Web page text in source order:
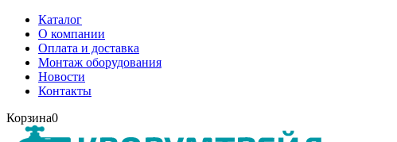
Каталог
О компании
Оплата и доставка
Монтаж оборудования
Новости
Контакты
Корзина0